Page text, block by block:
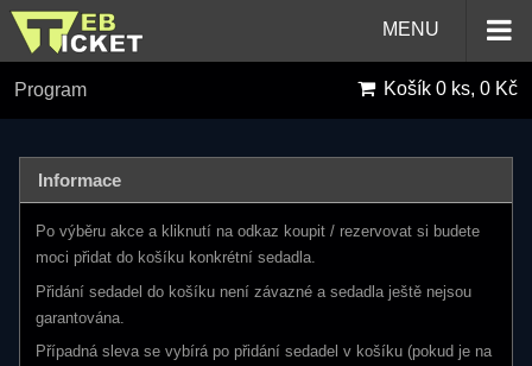
MENU
Program Košík 0 ks, 0 Kč
Informace
Po výběru akce a kliknutí na odkaz koupit / rezervovat si budete
moci přidat do košíku konkrétní sedadla.
Přidání sedadel do košíku není závazné a sedadla ještě nejsou
garantována.
Případná sleva se vybírá po přidání sedadel v košíku (pokud je na